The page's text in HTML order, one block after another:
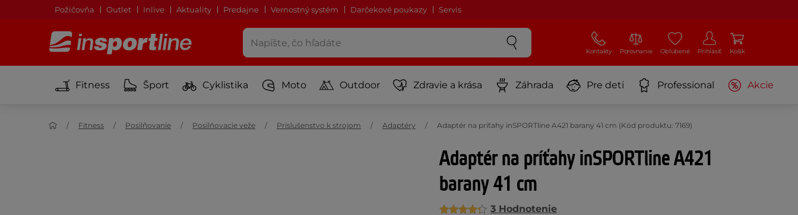
Požičovňa Outlet Inlive Aktuality Predajne Vernostný systém Darčekové poukazy Servis
Kontakty Porovnanie Obľúbené Prihlásiť Košík
Fitness Šport Cyklistika Moto Outdoor Zdravie a krása Záhrada Pre deti Professional Akcie
Fitness Posilňovanie Posilňovacie veže Príslušenstvo k strojom Adaptéry Adaptér na príťahy inSPORTline A421 barany 41 cm (Kód produktu: 7169)
Adaptér na príťahy inSPORTline A421
barany 41 cm
3 Hodnotenie